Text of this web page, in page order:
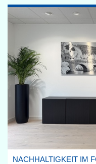
NACHHALTIGKEIT IM